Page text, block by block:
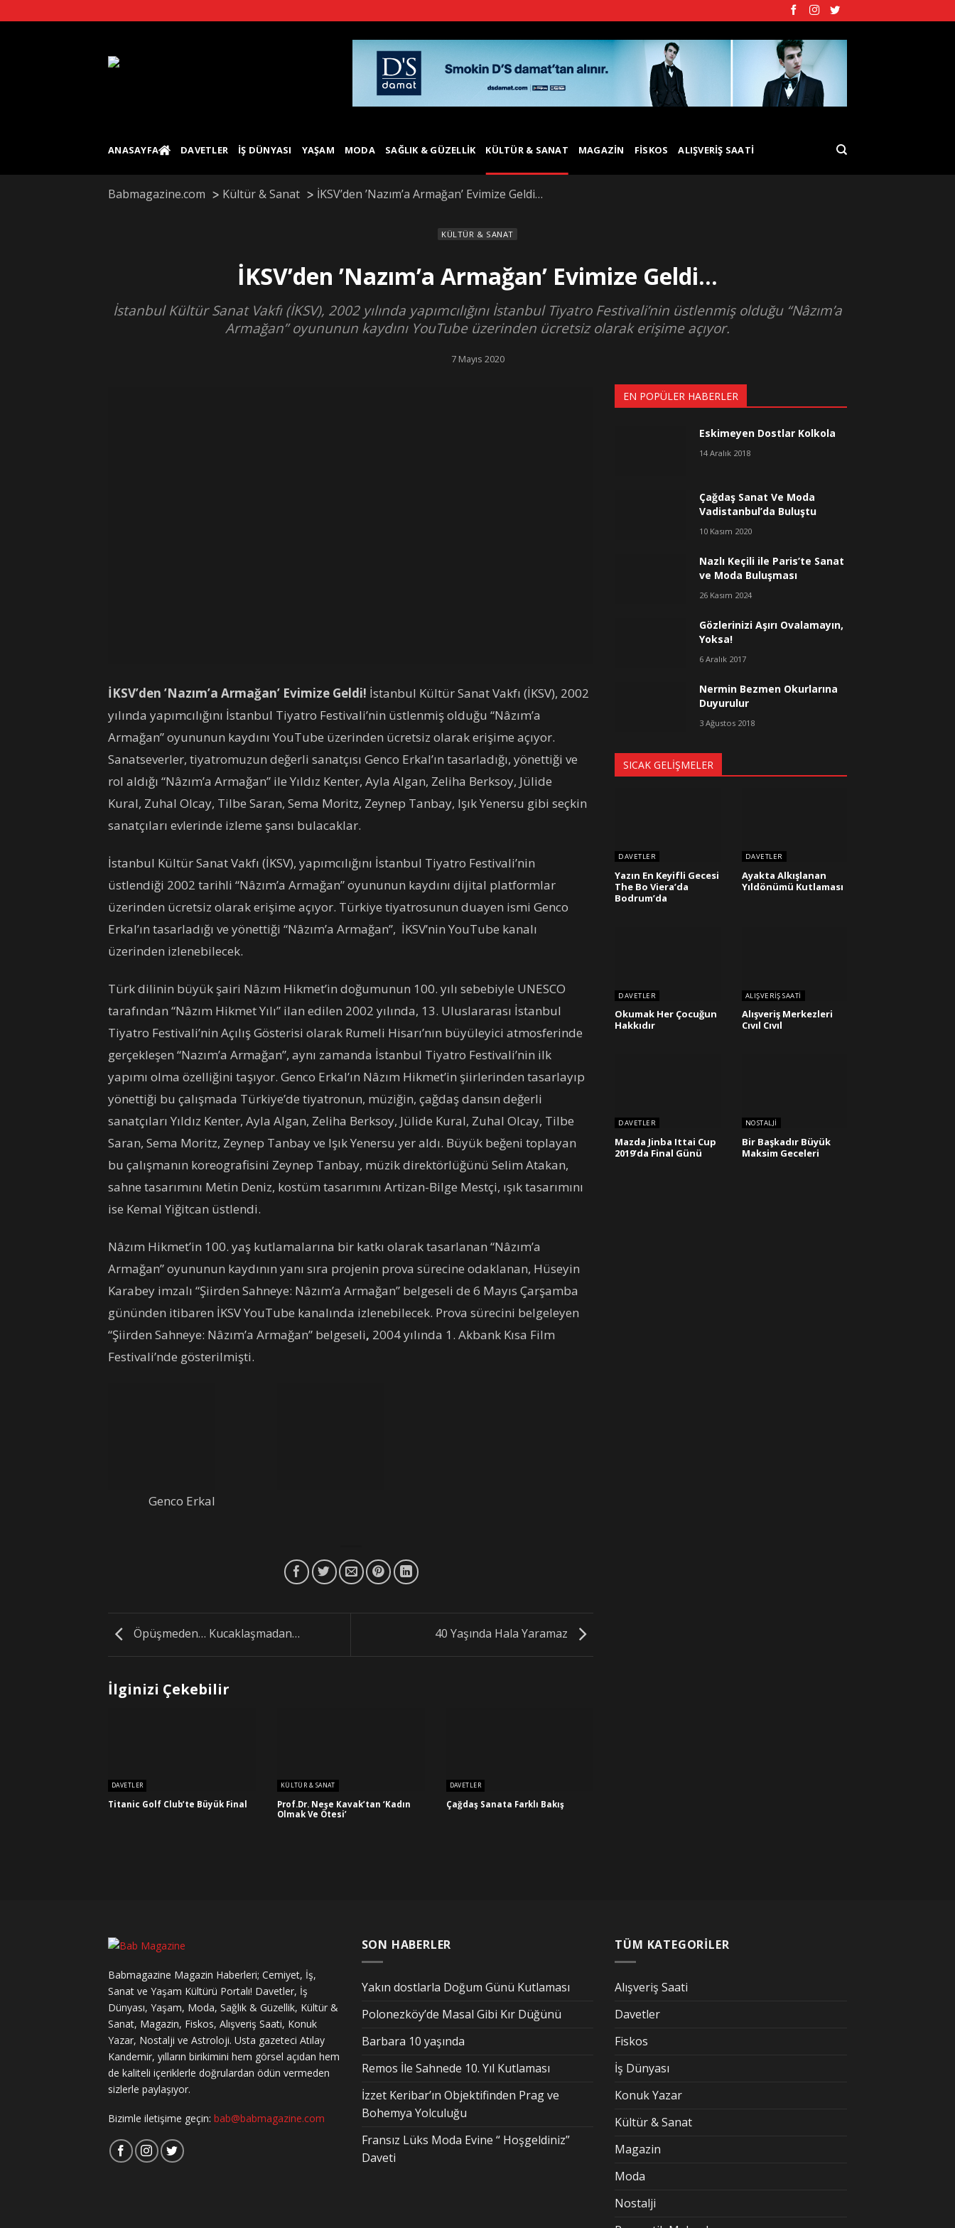
to
ANASAYFA DAVETLER İŞ DÜNYASI YAŞAM MODA SAĞLIK & GÜZELLIK KÜLTÜR & SANAT MAGAZIN FISKOS ALIŞVERIŞ SAATI
Babmagazine.com Kültür & Sanat İKSV’den ’Nazım’a Armağan’ Evimize Geldi…
KÜLTÜR & SANAT
İKSV’den ’Nazım’a Armağan’ Evimize Geldi…
İstanbul Kültür Sanat Vakfı (İKSV), 2002 yılında yapımcılığını İstanbul Tiyatro Festivali’nin üstlenmiş olduğu “Nâzım’a
Armağan” oyununun kaydını YouTube üzerinden ücretsiz olarak erişime açıyor.
7 Mayıs 2020
İKSV’den ’Nazım’a Armağan’ Evimize Geldi! İstanbul Kültür Sanat Vakfı (İKSV), 2002
yılında yapımcılığını İstanbul Tiyatro Festivali’nin üstlenmiş olduğu “Nâzım’a
Armağan” oyununun kaydını YouTube üzerinden ücretsiz olarak erişime açıyor.
Sanatseverler, tiyatromuzun değerli sanatçısı Genco Erkal’ın tasarladığı, yönettiği ve
rol aldığı “Nâzım’a Armağan” ile Yıldız Kenter, Ayla Algan, Zeliha Berksoy, Jülide
Kural, Zuhal Olcay, Tilbe Saran, Sema Moritz, Zeynep Tanbay, Işık Yenersu gibi seçkin
sanatçıları evlerinde izleme şansı bulacaklar.
İstanbul Kültür Sanat Vakfı (İKSV), yapımcılığını İstanbul Tiyatro Festivali’nin
üstlendiği 2002 tarihli “Nâzım’a Armağan” oyununun kaydını dijital platformlar
üzerinden ücretsiz olarak erişime açıyor. Türkiye tiyatrosunun duayen ismi Genco
Erkal’ın tasarladığı ve yönettiği “Nâzım’a Armağan”, İKSV’nin YouTube kanalı
üzerinden izlenebilecek.
Türk dilinin büyük şairi Nâzım Hikmet’in doğumunun 100. yılı sebebiyle UNESCO
tarafından “Nâzım Hikmet Yılı” ilan edilen 2002 yılında, 13. Uluslararası İstanbul
Tiyatro Festivali’nin Açılış Gösterisi olarak Rumeli Hisarı’nın büyüleyici atmosferinde
gerçekleşen “Nazım’a Armağan”, aynı zamanda İstanbul Tiyatro Festivali’nin ilk
yapımı olma özelliğini taşıyor. Genco Erkal’ın Nâzım Hikmet’in şiirlerinden tasarlayıp
yönettiği bu çalışmada Türkiye’de tiyatronun, müziğin, çağdaş dansın değerli
sanatçıları Yıldız Kenter, Ayla Algan, Zeliha Berksoy, Jülide Kural, Zuhal Olcay, Tilbe
Saran, Sema Moritz, Zeynep Tanbay ve Işık Yenersu yer aldı. Büyük beğeni toplayan
bu çalışmanın koreografisini Zeynep Tanbay, müzik direktörlüğünü Selim Atakan,
sahne tasarımını Metin Deniz, kostüm tasarımını Artizan-Bilge Mestçi, ışık tasarımını
ise Kemal Yiğitcan üstlendi.
Nâzım Hikmet’in 100. yaş kutlamalarına bir katkı olarak tasarlanan “Nâzım’a
Armağan” oyununun kaydının yanı sıra projenin prova sürecine odaklanan, Hüseyin
Karabey imzalı “Şiirden Sahneye: Nâzım’a Armağan” belgeseli de 6 Mayıs Çarşamba
gününden itibaren İKSV YouTube kanalında izlenebilecek. Prova sürecini belgeleyen
“Şiirden Sahneye: Nâzım’a Armağan” belgeseli, 2004 yılında 1. Akbank Kısa Film
Festivali’nde gösterilmişti.
Genco Erkal
Öpüşmeden… Kucaklaşmadan… 40 Yaşında Hala Yaramaz
İlginizi Çekebilir
DAVETLER
Titanic Golf Club’te Büyük Final
KÜLTÜR & SANAT
Prof.Dr. Neşe Kavak’tan ‘Kadın
Olmak Ve Ötesi’
DAVETLER
Çağdaş Sanata Farklı Bakış
EN POPÜLER HABERLER
Eskimeyen Dostlar Kolkola
14 Aralık 2018
Çağdaş Sanat Ve Moda
Vadistanbul’da Buluştu
10 Kasım 2020
Nazlı Keçili ile Paris’te Sanat
ve Moda Buluşması
26 Kasım 2024
Gözlerinizi Aşırı Ovalamayın,
Yoksa!
6 Aralık 2017
Nermin Bezmen Okurlarına
Duyurulur
3 Ağustos 2018
SICAK GELIŞMELER
DAVETLER
Yazın En Keyifli Gecesi
The Bo Viera’da
Bodrum’da
DAVETLER
Ayakta Alkışlanan
Yıldönümü Kutlaması
DAVETLER
Okumak Her Çocuğun
Hakkıdır
ALIŞVERIŞ SAATI
Alışveriş Merkezleri
Cıvıl Cıvıl
DAVETLER
Mazda Jinba Ittai Cup
2019’da Final Günü
NOSTALJI
Bir Başkadır Büyük
Maksim Geceleri
Babmagazine Magazin Haberleri; Cemiyet, İş,
Sanat ve Yaşam Kültürü Portalı! Davetler, İş
Dünyası, Yaşam, Moda, Sağlık & Güzellik, Kültür &
Sanat, Magazin, Fiskos, Alışveriş Saati, Konuk
Yazar, Nostalji ve Astroloji. Usta gazeteci Atılay
Kandemir, yılların birikimini hem görsel açıdan hem
de kaliteli içeriklerle doğrulardan ödün vermeden
sizlerle paylaşıyor.
Bizimle iletişime geçin: bab@babmagazine.com
SON HABERLER
Yakın dostlarla Doğum Günü Kutlaması
Polonezköy’de Masal Gibi Kır Düğünü
Barbara 10 yaşında
Remos İle Sahnede 10. Yıl Kutlaması
İzzet Keribar’ın Objektifinden Prag ve
Bohemya Yolculuğu
Fransız Lüks Moda Evine “ Hoşgeldiniz”
Daveti
TÜM KATEGORİLER
Alışveriş Saati
Davetler
Fiskos
İş Dünyası
Konuk Yazar
Kültür & Sanat
Magazin
Moda
Nostalji